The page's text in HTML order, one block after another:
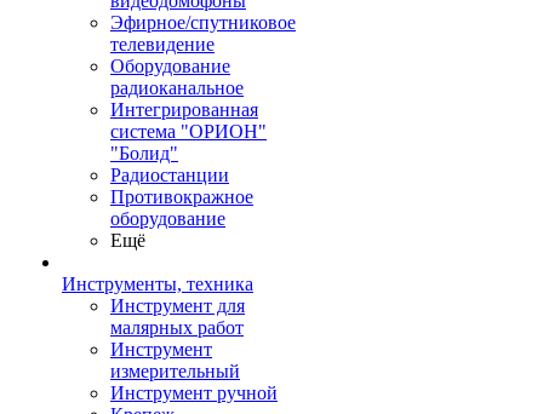
Эфирное/спутниковое
телевидение
Оборудование
радиоканальное
Интегрированная
система "ОРИОН"
"Болид"
Радиостанции
Противокражное
оборудование
Ещё
Инструменты, техника
Инструмент для
малярных работ
Инструмент
измерительный
Инструмент ручной